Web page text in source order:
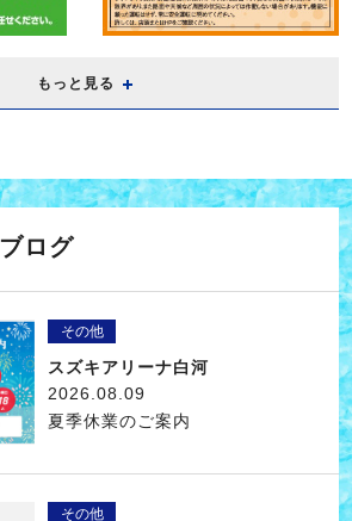
もっと見る
ログ
その他
スズキアリーナ白河
2026.08.09
夏季休業のご案内
その他